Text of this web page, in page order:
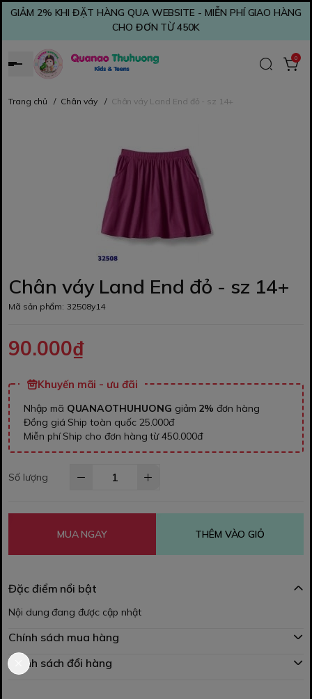
GIẢM 2% KHI ĐẶT HÀNG QUA WEBSITE - MIỄN PHÍ GIAO HÀNG
CHO ĐƠN TỪ 450K
0
Trang chủ / Chân váy / Chân váy Land End đỏ - sz 14+
Chân váy Land End đỏ - sz 14+
Mã sản phẩm: 32508y14
90.000₫
Khuyến mãi - ưu đãi
Nhập mã QUANAOTHUHUONG giảm 2% đơn hàng
Đồng giá Ship toàn quốc 25.000đ
Miễn phí Ship cho đơn hàng từ 450.000đ
Số lượng
MUA NGAY THÊM VÀO GIỎ
Đặc điểm nổi bật
Nội dung đang được cập nhật
Chính sách mua hàng
Chính sách đổi hàng